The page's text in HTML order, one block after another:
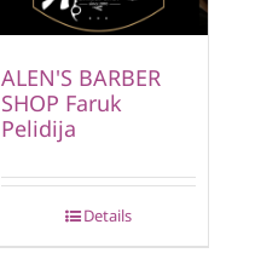
ALEN'S BARBER
SHOP Faruk
Pelidija
Details